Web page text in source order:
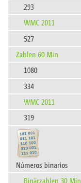
293
WMC 2011
527
Zahlen 60 Min
1080
334
WMC 2011
319
Números binarios
Binärzahlen 30 Min